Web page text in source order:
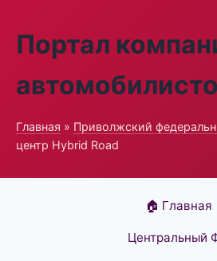
Портал
Главная » Приволжский
центр Hybrid Road
🏠 Главная
Центральный